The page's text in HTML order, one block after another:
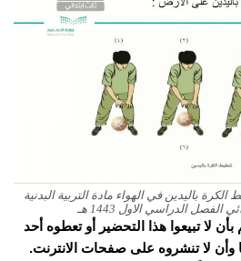
باليدين في الهواء مادة التربية البدنية
الفصل الدراسي الاول 1443 هـ
لا تبيعوا هذا التحضير أو تعطوه أحد
وأن لا تنشروه على صفحات الانترنت.